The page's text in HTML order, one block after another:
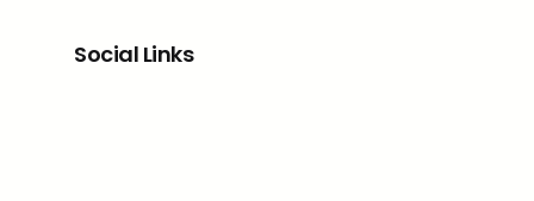
Social Links